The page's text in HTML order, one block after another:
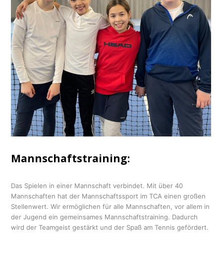
Mannschaftstraining:
Das Spielen in einer Mannschaft verbindet. Mit über 40
Mannschaften hat der Mannschaftssport im TCA einen großen
Stellenwert. Wir ermöglichen für alle Mannschaften, vor allem in
der Jugend ein gemeinsames Mannschaftstraining. Dadurch
wird der Teamgeist gestärkt und der Spaß am Tennis gefördert.